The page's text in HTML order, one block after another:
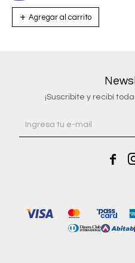
¡Suscribite y recibí
